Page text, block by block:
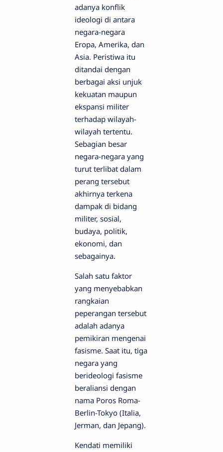
adanya konflik
ideologi di antara
negara-negara
Eropa, Amerika, dan
Asia. Peristiwa itu
ditandai dengan
berbagai aksi unjuk
kekuatan maupun
ekspansi militer
terhadap wilayah-
wilayah tertentu.
Sebagian besar
negara-negara yang
turut terlibat dalam
perang tersebut
akhirnya terkena
dampak di bidang
militer, sosial,
budaya, politik,
ekonomi, dan
sebagainya.
Salah satu faktor
yang menyebabkan
rangkaian
peperangan tersebut
adalah adanya
pemikiran mengenai
fasisme. Saat itu, tiga
negara yang
berideologi fasisme
beraliansi dengan
nama Poros Roma-
Berlin-Tokyo (Italia,
Jerman, dan Jepang).
Kendati memiliki